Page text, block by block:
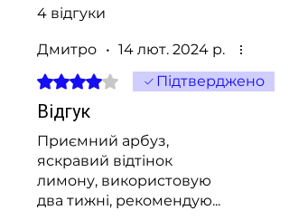
4 відгуки
Дмитро • 14 лют. 2024 р.
Оцінка: 4 із 5 зірочок.Підтверджено
Відгук
Приємний арбуз,
яскравий відтінок
лимону, використовую
два тижні, рекомендую...